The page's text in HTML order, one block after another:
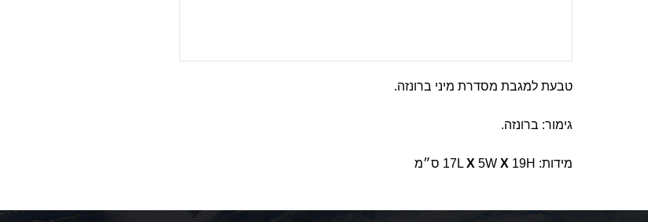
טבעת למגבת מסדרת מיני ברונזה.
גימור: ברונזה.
מידות: 17L X 5W X 19H ס״מ